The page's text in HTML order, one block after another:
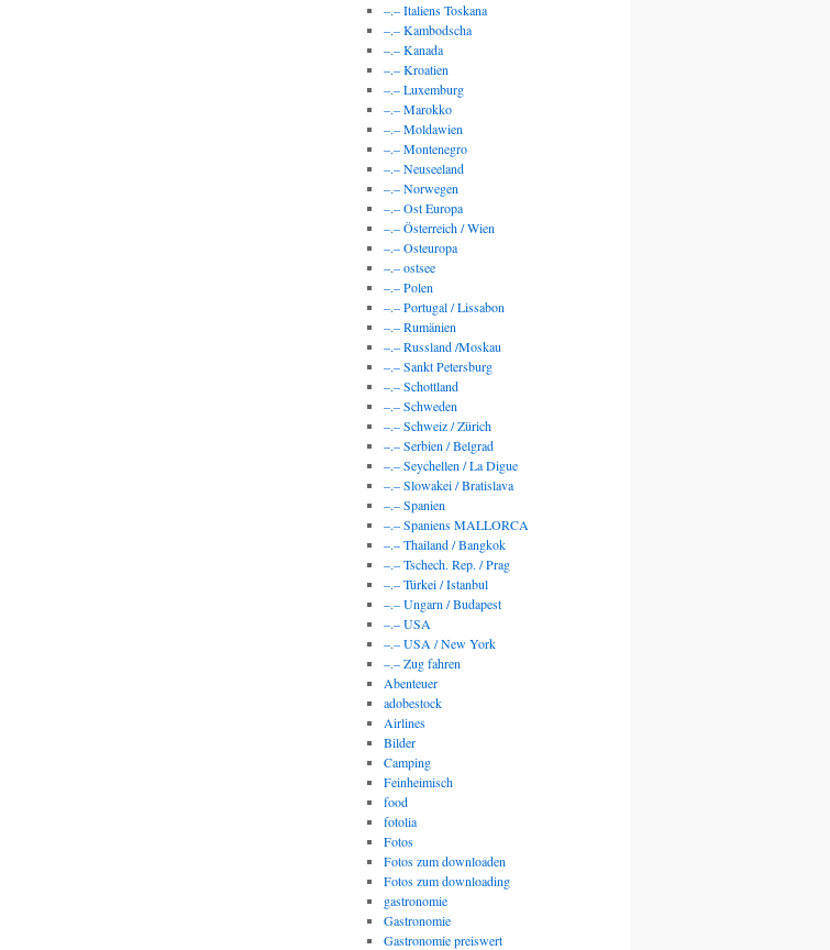
–.– Italiens Toskana
–.– Kambodscha
–.– Kanada
–.– Kroatien
–.– Luxemburg
–.– Marokko
–.– Moldawien
–.– Montenegro
–.– Neuseeland
–.– Norwegen
–.– Ost Europa
–.– Österreich / Wien
–.– Osteuropa
–.– ostsee
–.– Polen
–.– Portugal / Lissabon
–.– Rumänien
–.– Russland /Moskau
–.– Sankt Petersburg
–.– Schottland
–.– Schweden
–.– Schweiz / Zürich
–.– Serbien / Belgrad
–.– Seychellen / La Digue
–.– Slowakei / Bratislava
–.– Spanien
–.– Spaniens MALLORCA
–.– Thailand / Bangkok
–.– Tschech. Rep. / Prag
–.– Türkei / Istanbul
–.– Ungarn / Budapest
–.– USA
–.– USA / New York
–.– Zug fahren
Abenteuer
adobestock
Airlines
Bilder
Camping
Feinheimisch
food
fotolia
Fotos
Fotos zum downloaden
Fotos zum downloading
gastronomie
Gastronomie
Gastronomie preiswert